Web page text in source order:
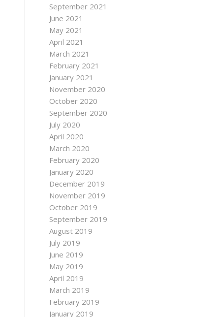
September 2021
June 2021
May 2021
April 2021
March 2021
February 2021
January 2021
November 2020
October 2020
September 2020
July 2020
April 2020
March 2020
February 2020
January 2020
December 2019
November 2019
October 2019
September 2019
August 2019
July 2019
June 2019
May 2019
April 2019
March 2019
February 2019
January 2019